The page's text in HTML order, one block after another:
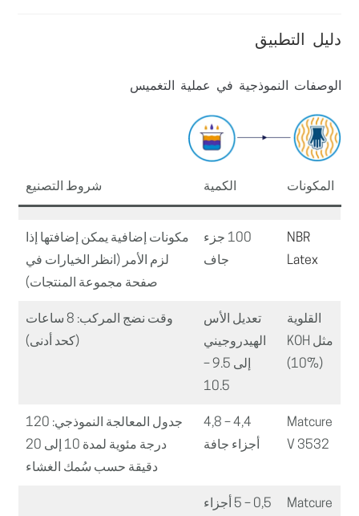
دليل التطبيق
الوصفات النموذجية في عملية التغميس
المكونات الكمية شروط التصنيع
NBR
Latex
100 جزء
جاف
مكونات إضافية يمكن إضافتها إذا
لزم الأمر (انظر الخيارات في
صفحة مجموعة المنتجات)
القلوية
مثل KOH
(10%)
تعديل الأس
الهيدروجيني
إلى 9.5 –
10.5
وقت نضج المركب: 8 ساعات
(كحد أدنى)
Matcure
V 3532
4,4 – 4,8
أجزاء جافة
جدول المعالجة النموذجي: 120
درجة مئوية لمدة 10 إلى 20
دقيقة حسب سُمك الغشاء
Matcure
0,5 – 5 أجزاء